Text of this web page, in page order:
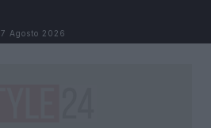
7 Agosto 2026